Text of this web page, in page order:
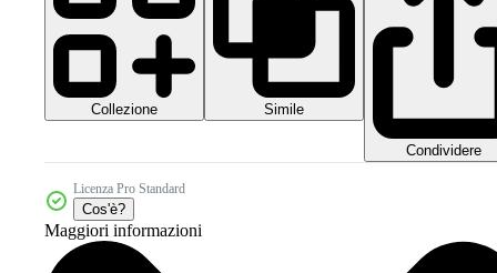
Collezione Simile
Condividere
Licenza Pro Standard
Cos'è?
Maggiori informazioni